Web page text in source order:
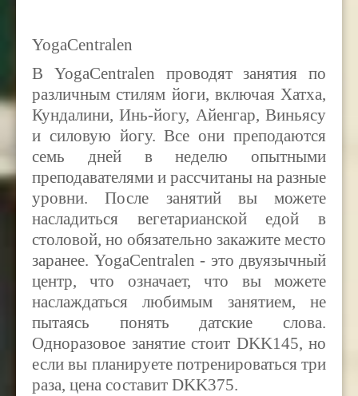
YogaCentralen
В YogaCentralen проводят занятия по
различным стилям йоги, включая Хатха,
Кундалини, Инь-йогу, Айенгар, Виньясу
и силовую йогу. Все они преподаются
семь дней в неделю опытными
преподавателями и рассчитаны на разные
уровни. После занятий вы можете
насладиться вегетарианской едой в
столовой, но обязательно закажите место
заранее. YogaСentralen - это двуязычный
центр, что означает, что вы можете
наслаждаться любимым занятием, не
пытаясь понять датские слова.
Одноразовое занятие стоит DKK145, но
если вы планируете потренироваться три
раза, цена составит DKK375.